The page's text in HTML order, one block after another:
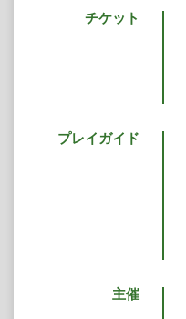
チケット
プレイガイド
主催